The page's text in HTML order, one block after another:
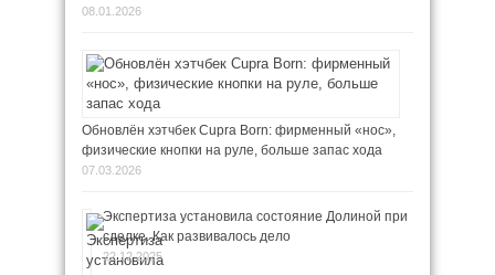
08.01.2026
Обновлён хэтчбек Cupra Born: фирменный «нос»,
физические кнопки на руле, больше запас хода
07.03.2026
Экспертиза установила состояние Долиной при
сделке. Как развивалось дело
22.12.2025